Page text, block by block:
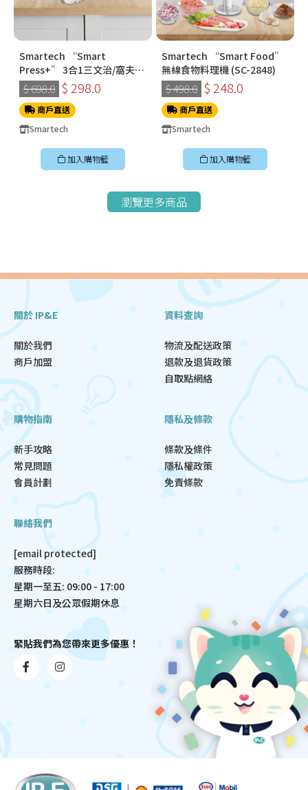
Smartech “Smart
Press+” 3合1三文治/窩夫/
冬甩機 SM-2228
$ 698.0 $ 298.0
商戶直送
Smartech
加入購物籃
Smartech “Smart Food”
無線食物料理機 (SC-2848)
$ 498.0 $ 248.0
商戶直送
Smartech
加入購物籃
瀏覽更多商品
關於 IP&E
關於我們
商戶加盟
資料查詢
物流及配送政策
退款及退貨政策
自取點網絡
購物指南
新手攻略
常見問題
會員計劃
隱私及條款
條款及條件
隱私權政策
免責條款
聯絡我們
[email protected]
服務時段:
星期一至五: 09:00 - 17:00
星期六日及公眾假期休息
緊貼我們為您帶來更多優惠！